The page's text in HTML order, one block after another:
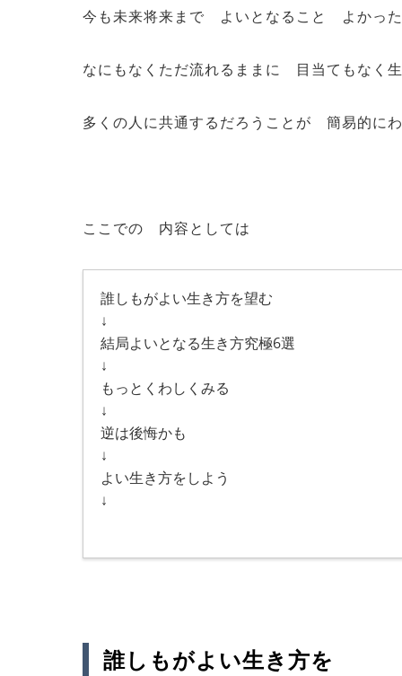
今も未来将来まで よいとなること よかった
なにもなくただ流れるままに 目当てもなく
多くの人に共通するだろうことが 簡易的に
ここでの 内容としては
誰しもがよい生き方を望む
↓
結局よいとなる生き方究極6選
↓
もっとくわしくみる
↓
逆は後悔かも
↓
よい生き方をしよう
↓
誰しもがよい生き方を